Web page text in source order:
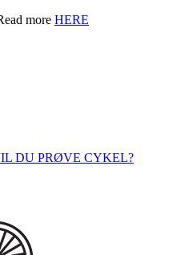
more HERE
DU PRØVE CYKEL?